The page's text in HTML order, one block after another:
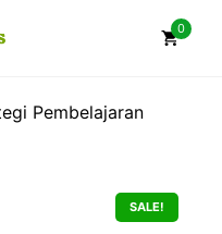
0
Pembelajaran
SALE!